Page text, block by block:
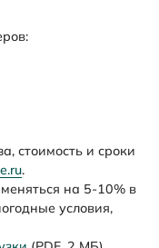
стоимость и сроки
.
на 5-10% в
условия,